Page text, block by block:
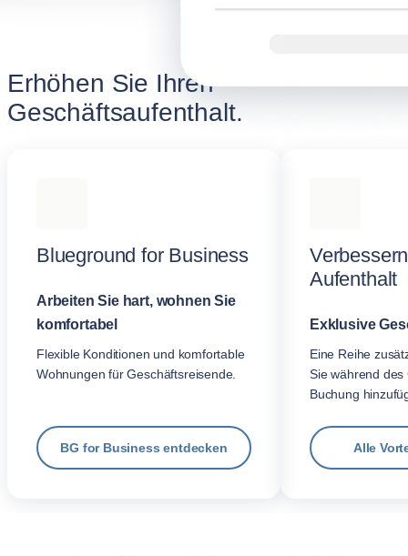
Erhöhen Sie Ihren
Geschäftsaufenthalt.
Blueground for Business
Arbeiten Sie hart, wohnen Sie
komfortabel
Flexible Konditionen und komfortable
Wohnungen für Geschäftsreisende.
BG for Business entdecken
Aufenthalt
Exklusive
Eine Reihe
Sie während
Buchung
Alle